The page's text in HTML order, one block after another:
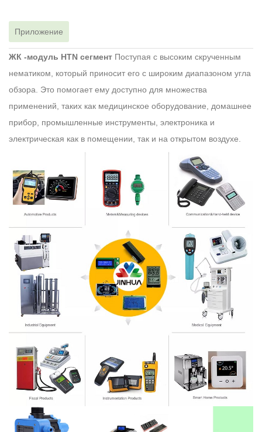
Приложение
ЖК -модуль HTN сегмент Поступая с высоким скрученным
нематиком, который приносит его с широким диапазоном угла
обзора. Это помогает ему доступно для множества
применений, таких как медицинское оборудование, домашнее
прибор, промышленные инструменты, электроника и
электрическая как в помещении, так и на открытом воздухе.